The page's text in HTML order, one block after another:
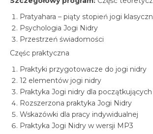
Pratyahara – piąty stopień jogi
Psychologia Jogi Nidry
Przestrzeń świadomości
Częśc praktyczna
Praktyki przygotowacze do jogi nidry
12 elementów jogi nidry
Praktyka Jogi nidry dla początkujących
Rozszerzona praktyka Jogi Nidry
Wskazówki dla pracy indywidualnej
Praktyka Jogi Nidry w wersji MP3